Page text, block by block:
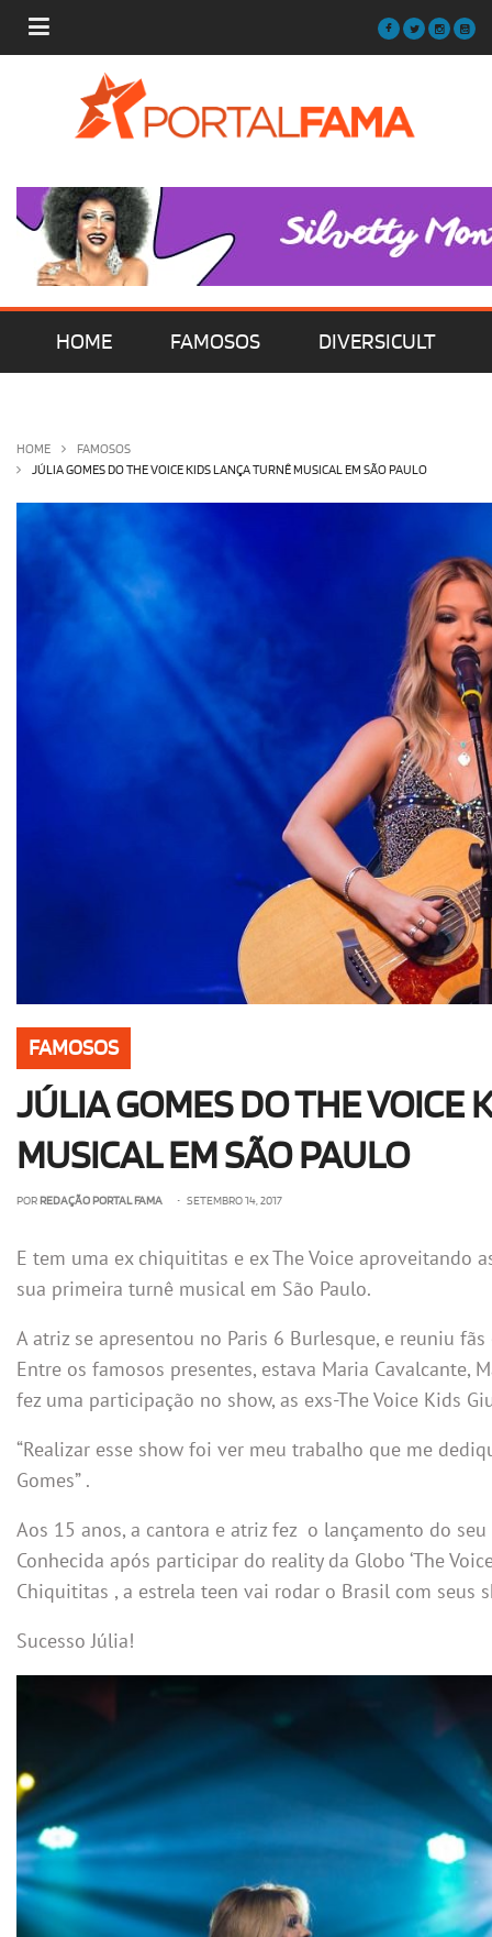
HOME FAMOSOS DIVERSICULT
HOME
FAMOSOS
JÚLIA GOMES DO THE VOICE KIDS LANÇA TURNÊ MUSICAL EM SÃO PAULO
FAMOSOS
JÚLIA GOMES DO THE VOICE
MUSICAL EM SÃO PAULO
PORREDAÇÃO PORTAL FAMA • SETEMBRO 14, 2017
E tem uma ex chiquititas e ex The Voice aproveitando
sua primeira turnê musical em São Paulo.
A atriz se apresentou no Paris 6 Burlesque, e reuniu
Entre os famosos presentes, estava Maria Cavalcante,
fez uma participação no show, as exs-The Voice Kids
“Realizar esse show foi ver meu trabalho que me
Gomes” .
Aos 15 anos, a cantora e atriz fez o lançamento do seu
Conhecida após participar do reality da Globo ‘The
Chiquititas , a estrela teen vai rodar o Brasil com seus
Sucesso Júlia!